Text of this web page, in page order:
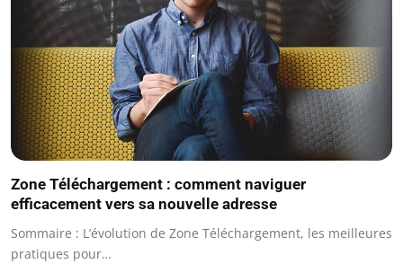
Zone Téléchargement : comment naviguer
efficacement vers sa nouvelle adresse
Sommaire : L’évolution de Zone Téléchargement, les meilleures
pratiques pour…